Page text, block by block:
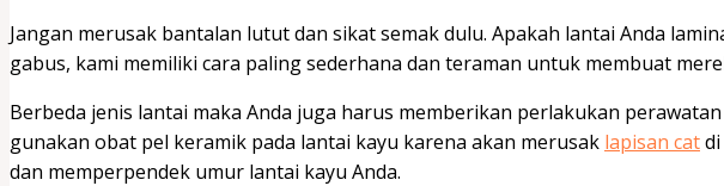
Jangan merusak bantalan lutut dan sikat semak dulu. Apakah lantai Anda
gabus, kami memiliki cara paling sederhana dan teraman untuk membuat
Berbeda jenis lantai maka Anda juga harus memberikan perlakukan
gunakan obat pel keramik pada lantai kayu karena akan merusak lapisan cat
dan memperpendek umur lantai kayu Anda.